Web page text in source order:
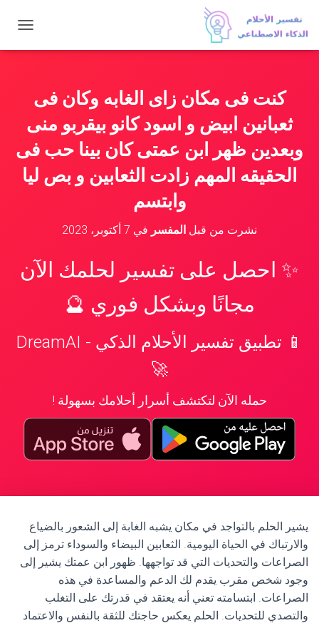
ب
ق
كنت فى مكان زاى الغابه وكان فى
ثعبانين ابيض و اسود كانو بيقربو منى
وبعدين ظهر ابن عمتى كان بينا حب فى
الحقيقه المهم زادت الثعابين و بص ليا
وابتسم
نشرت من قبل المفسر في 7 أكتوبر، 2023
✨ احصل على تفسير لحلمك الآن
مجانًا وبشكل فوري 🔮
📱 تطبيق تفسير الأحلام الذكي - DreamAI
🚀
حمله الآن لتكتشف أسرار أحلامك بسهولة !
يشير الحلم بالتواجد في مكان يشبه الغابة إلى الشعور بالضياع
والارتباك في الحياة اليومية. الثعابين البيضاء والسوداء ترمز إلى
الصراعات والتحديات التي قد تواجهها. ظهور ابن عمتك يشير إلى
وجود شخص مقرب يقدم لك الدعم والمساعدة في هذه
الصراعات. ابتسامته تعني أنه يعتقد في قدرتك على التغلب
والتصدي للتحديات. الحلم يعكس حاجتك للثقة بالنفس والاعتماد